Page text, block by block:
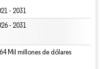
- 2031
- 2031
Mil millones de dólares